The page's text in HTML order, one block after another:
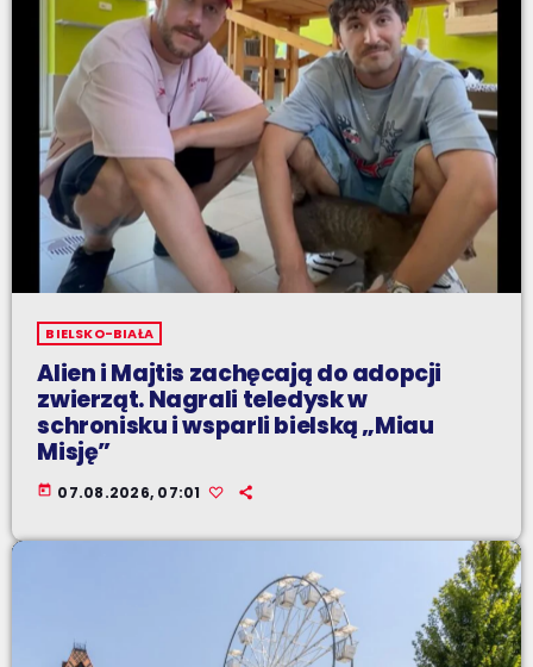
BIELSKO-BIAŁA
Alien i Majtis zachęcają do adopcji
zwierząt. Nagrali teledysk w
schronisku i wsparli bielską „Miau
Misję”
today 07.08.2026, 07:01